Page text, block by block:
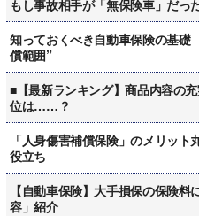
もし事故相手が「無保険車」だ
知っておくべき自動車保険の基
償範囲”
■【最新ランキング】商品内容の
位は……？
「人身傷害補償保険」のメリッ
役立ち
【自動車保険】大手損保の保険
容」紹介